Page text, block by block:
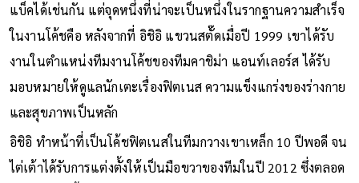
แบ็คได้เช่นกัน แต่จุดหนึ่งที่น่าจะเป็นหนึ่งในรากฐานความสำเร็จ
ในงานโค้ชคือ หลังจากที่ อิชิอิ แขวนสตั๊ดเมื่อปี 1999 เขาได้รับ
งานในตำแหน่งทีมงานโค้ชของทีมคาชิม่า แอนท์เลอร์ส ได้รับ
มอบหมายให้ดูแลนักเตะเรื่องฟิตเนส ความแข็งแกร่งของร่างกาย
และสุขภาพเป็นหลัก
อิชิอิ ทำหน้าที่เป็นโค้ชฟิตเนสในทีมกวางเขาเหล็ก 10 ปีพอดี จน
ไต่เต้าได้รับการแต่งตั้งให้เป็นมือขวาของทีมในปี 2012 ซึ่งตลอด